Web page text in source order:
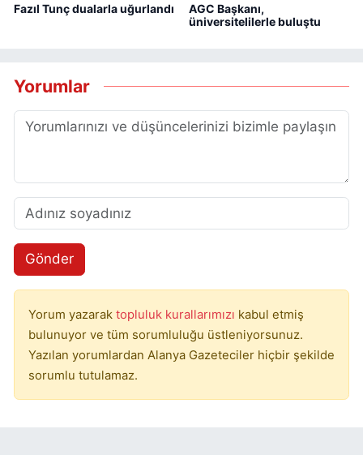
Fazıl Tunç dualarla uğurlandı
AGC Başkanı,
üniversitelilerle buluştu
Yorumlar
Gönder
Yorum yazarak topluluk kurallarımızı kabul etmiş
bulunuyor ve tüm sorumluluğu üstleniyorsunuz.
Yazılan yorumlardan Alanya Gazeteciler hiçbir şekilde
sorumlu tutulamaz.